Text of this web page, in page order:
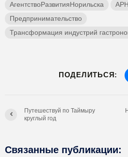
АгентствоРазвитияНорильска
АРН
Предпринимательство
Трансформация индустрий
ПОДЕЛИТЬСЯ:
Путешествуй по Таймыру
круглый год
Связанные публикации: